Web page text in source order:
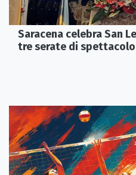
Saracena celebra San
tre serate di